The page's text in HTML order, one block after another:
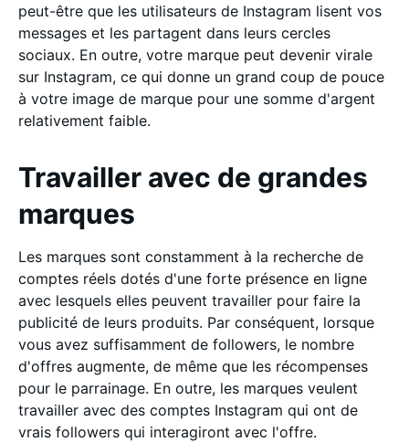
peut-être que les utilisateurs de Instagram lisent vos
messages et les partagent dans leurs cercles
sociaux. En outre, votre marque peut devenir virale
sur Instagram, ce qui donne un grand coup de pouce
à votre image de marque pour une somme d'argent
relativement faible.
Travailler avec de grandes
marques
Les marques sont constamment à la recherche de
comptes réels dotés d'une forte présence en ligne
avec lesquels elles peuvent travailler pour faire la
publicité de leurs produits. Par conséquent, lorsque
vous avez suffisamment de followers, le nombre
d'offres augmente, de même que les récompenses
pour le parrainage. En outre, les marques veulent
travailler avec des comptes Instagram qui ont de
vrais followers qui interagiront avec l'offre.